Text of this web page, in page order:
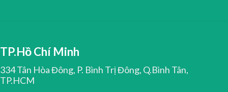
TP.Hồ Chí Minh
334 Tân Hòa Đông, P. Bình Trị Đông, Q.Bình Tân,
TP.HCM